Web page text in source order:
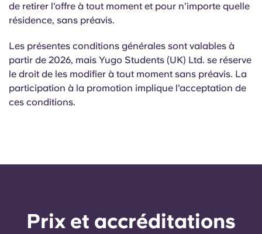
de retirer l'offre à tout moment et pour n'importe quelle
résidence, sans préavis.
Les présentes conditions générales sont valables à
partir de 2026, mais Yugo Students (UK) Ltd. se réserve
le droit de les modifier à tout moment sans préavis. La
participation à la promotion implique l'acceptation de
ces conditions.
Prix ​​et accréditations